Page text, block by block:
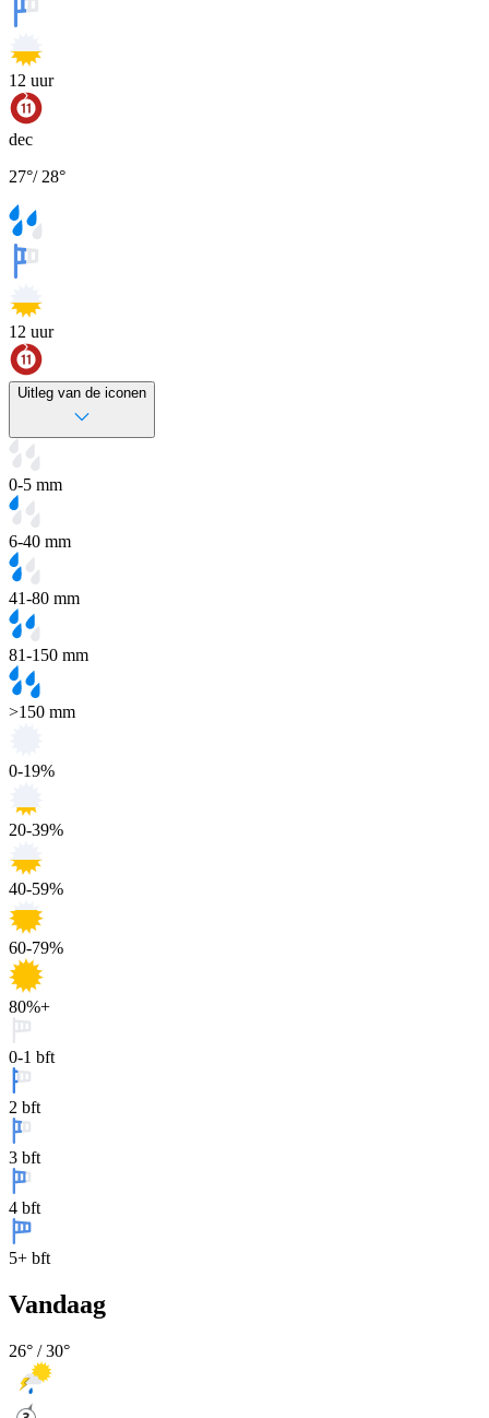
12 uur
dec
27°/ 28°
12 uur
Uitleg van de iconen
0-5 mm
6-40 mm
41-80 mm
81-150 mm
>150 mm
0-19%
20-39%
40-59%
60-79%
80%+
0-1 bft
2 bft
3 bft
4 bft
5+ bft
Vandaag
26° /30°